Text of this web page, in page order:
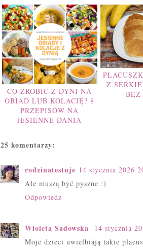
CO ZROBIĆ Z DYNI NA
OBIAD LUB KOLACJĘ? 8
PRZEPISÓW NA
JESIENNE DANIA
Z
BEZ
25 komentarzy:
rodzinatestuje 14 stycznia 2026
Ale muszą być pyszne :)
Odpowiedz
Wioleta Sadowska
14 stycznia
Moje dzieci uwielbiają takie